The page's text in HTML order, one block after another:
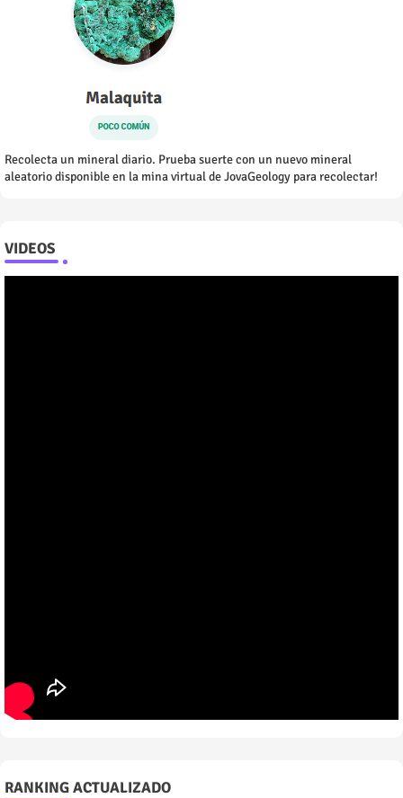
Recolecta un mineral diario. Prueba suerte con un nuevo mineral
aleatorio disponible en la mina virtual de JovaGeology para recolectar!
VIDEOS
RANKING ACTUALIZADO